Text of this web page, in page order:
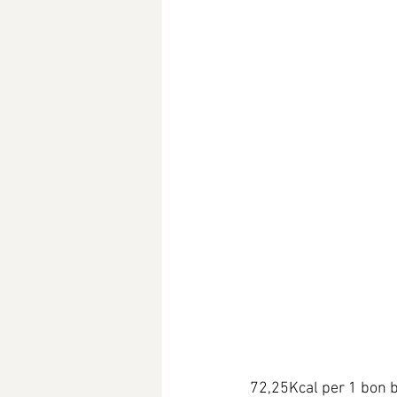
72,25Kcal per 1 bon